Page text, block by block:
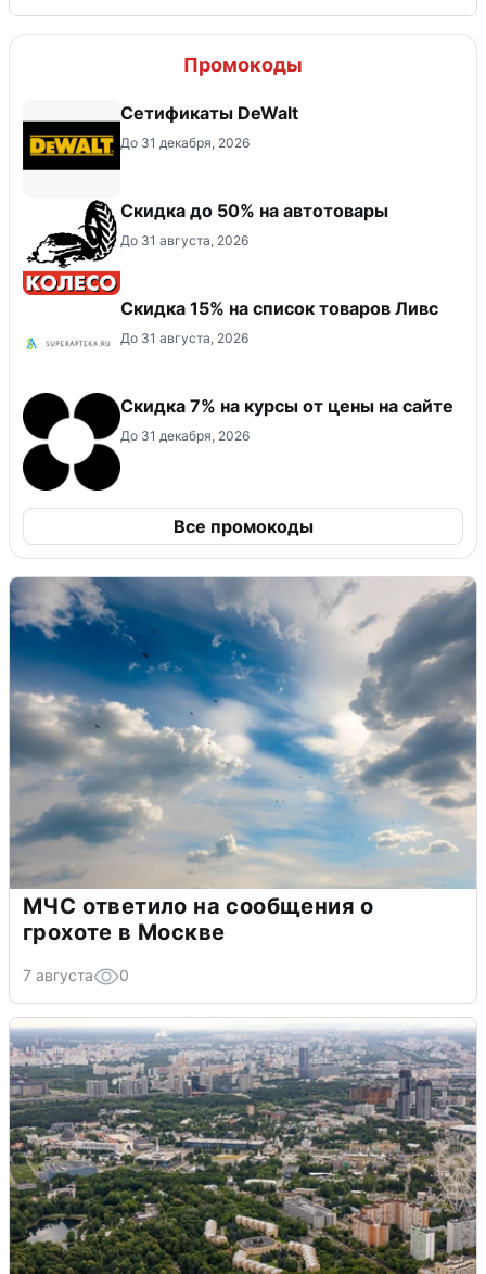
Промокоды
Сетификаты DeWalt
До 31 декабря, 2026
Скидка до 50% на автотовары
До 31 августа, 2026
Скидка 15% на список товаров Ливс
До 31 августа, 2026
Скидка 7% на курсы от цены на сайте
До 31 декабря, 2026
Все промокоды
МЧС ответило на сообщения о
грохоте в Москве
7 августа 0